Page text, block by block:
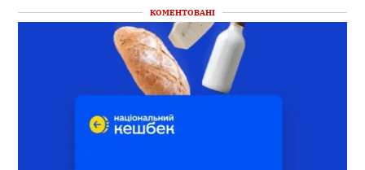
КОМЕНТОВАНІ